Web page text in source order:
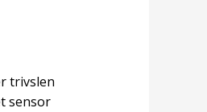
trivslen
sensor